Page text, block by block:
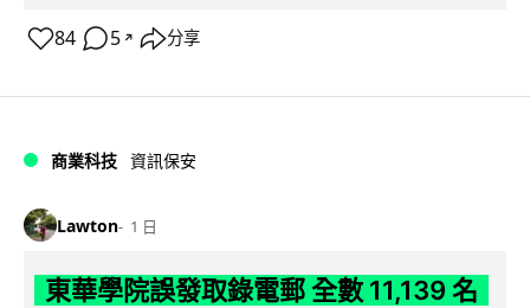
84 5 ↗ 分享
商業科技 資訊保安
Lawton 1 日
東華學院誤發取錄電郵 全數 11,139 名